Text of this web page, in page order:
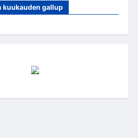
kuukauden gallup